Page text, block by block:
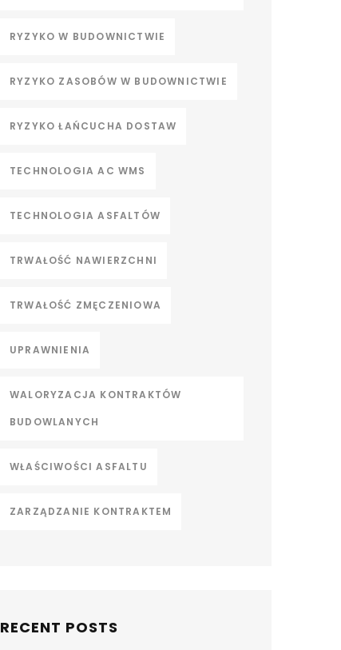
RYZYKO W BUDOWNICTWIE
RYZYKO ZASOBÓW W BUDOWNICTWIE
RYZYKO ŁAŃCUCHA DOSTAW
TECHNOLOGIA AC WMS
TECHNOLOGIA ASFALTÓW
TRWAŁOŚĆ NAWIERZCHNI
TRWAŁOŚĆ ZMĘCZENIOWA
UPRAWNIENIA
WALORYZACJA KONTRAKTÓW
BUDOWLANYCH
WŁAŚCIWOŚCI ASFALTU
ZARZĄDZANIE KONTRAKTEM
RECENT POSTS